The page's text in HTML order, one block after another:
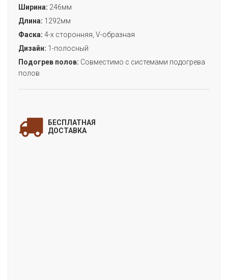
Ширина: 246мм
Длина: 1292мм
Фаска: 4-х сторонняя, V-образная
Дизайн: 1-полосный
Подогрев полов: Совместимо с системами подогрева
полов
БЕСПЛАТНАЯ
ДОСТАВКА
для уточнения деталей заказа!